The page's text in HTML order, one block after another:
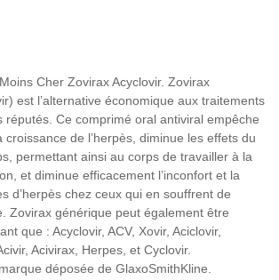
Cher Zovirax Acyclovir. Zovirax
est l’alternative économique aux traitements
réputés. Ce comprimé oral antiviral empêche
croissance de l’herpès, diminue les effets du
permettant ainsi au corps de travailler à la
et diminue efficacement l’inconfort et la
d’herpès chez ceux qui en souffrent de
Zovirax générique peut également être
que : Acyclovir, ACV, Xovir, Aciclovir,
Acivirax, Herpes, et Cyclovir.
déposée de GlaxoSmithKline.